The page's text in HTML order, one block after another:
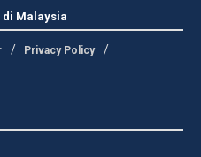
di Malaysia
Privacy Policy